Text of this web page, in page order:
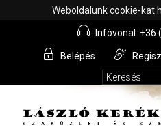
Weboldalunk cookie-kat
Infóvonal: +36
Belépés